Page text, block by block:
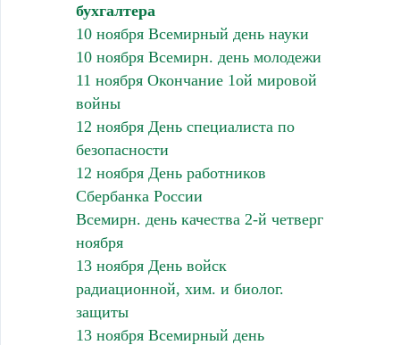
бухгалтера
10 ноября Всемирный день науки
10 ноября Всемирн. день молодежи
11 ноября Окончание 1ой мировой
войны
12 ноября День специалиста по
безопасности
12 ноября День работников
Сбербанка России
Всемирн. день качества 2-й четверг
ноября
13 ноября День войск
радиационной, хим. и биолог.
защиты
13 ноября Всемирный день